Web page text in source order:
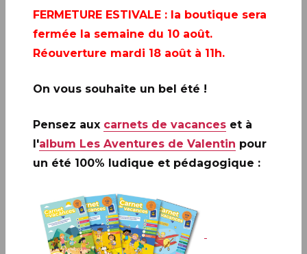
FERMETURE ESTIVALE : la boutique sera
fermée la semaine du 10 août.
Réouverture mardi 18 août à 11h.
On vous souhaite un bel été !
Pensez aux carnets de vacances et à
l'album Les Aventures de Valentin pour
un été 100% ludique et pédagogique :